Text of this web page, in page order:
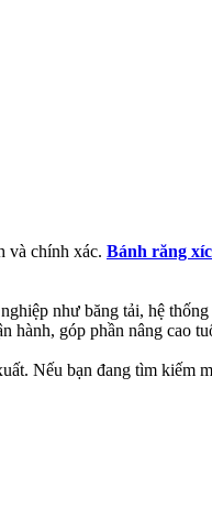
và chính xác. Bánh răng
như băng tải, hệ
góp phần nâng cao
Nếu bạn đang tìm kiếm